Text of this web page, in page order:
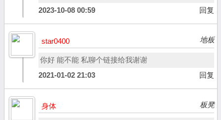
2023-10-08 00:59
回复
star0400 地板
你好 能不能 私聊个链接给我谢谢
2021-01-02 21:03
回复
身体 板凳